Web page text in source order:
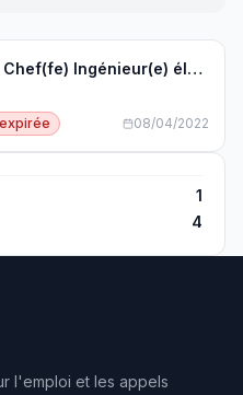
Recrutement D'un(e) Chef(fe) Ingénieur(e) électricien(ne)
08/04/2022
1
4
l'emploi et les appels